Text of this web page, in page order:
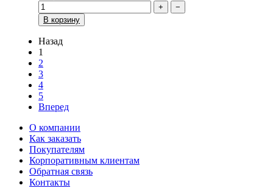
+
−
В корзину
Назад
1
2
3
4
5
Вперед
О компании
Как заказать
Покупателям
Корпоративным клиентам
Обратная связь
Контакты